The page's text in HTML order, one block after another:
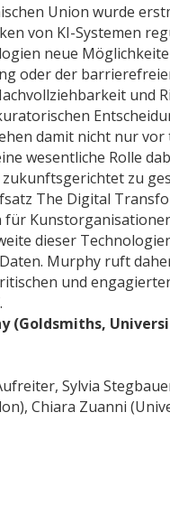
Union wurde
von KI-Systemen
neue
oder der
und
damit nicht nur
wesentliche Rolle
zu
The Digital
dieser
Murphy ruft
und
(Goldsmiths,
Sylvia
Chiara Zuanni